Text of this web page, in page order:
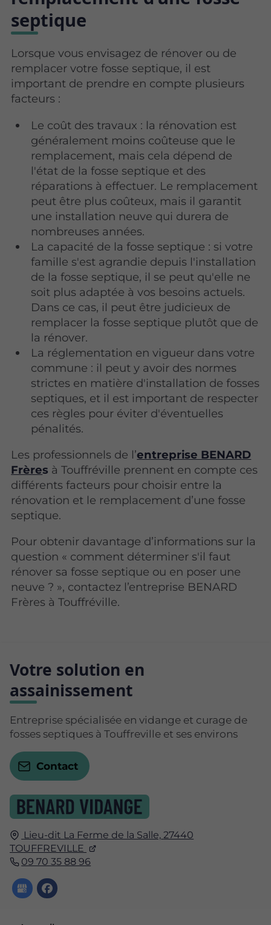
septique
Lorsque vous envisagez de rénover ou de
remplacer votre fosse septique, il est
important de prendre en compte plusieurs
facteurs :
Le coût des travaux : la rénovation est
généralement moins coûteuse que le
remplacement, mais cela dépend de
l'état de la fosse septique et des
réparations à effectuer. Le remplacement
peut être plus coûteux, mais il garantit
une installation neuve qui durera de
nombreuses années.
La capacité de la fosse septique : si votre
famille s'est agrandie depuis l'installation
de la fosse septique, il se peut qu'elle ne
soit plus adaptée à vos besoins actuels.
Dans ce cas, il peut être judicieux de
remplacer la fosse septique plutôt que de
la rénover.
La réglementation en vigueur dans votre
commune : il peut y avoir des normes
strictes en matière d'installation de fosses
septiques, et il est important de respecter
ces règles pour éviter d'éventuelles
pénalités.
Les professionnels de l’entreprise BENARD
Frères à Touffréville prennent en compte ces
différents facteurs pour choisir entre la
rénovation et le remplacement d’une fosse
septique.
Pour obtenir davantage d’informations sur la
question « comment déterminer s'il faut
rénover sa fosse septique ou en poser une
neuve ? », contactez l’entreprise BENARD
Frères à Touffréville.
Lieu-dit La Ferme de la Salle, 27440
TOUFFREVILLE
09 70 35 88 96
Votre solution en
assainissement
Entreprise spécialisée en vidange et curage de
fosses septiques à Touffreville et ses environs
Contact